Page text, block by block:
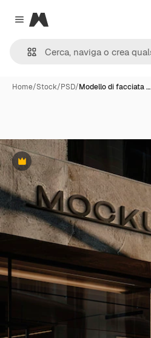
Close menu
Magnific
Home/Stock/PSD/Modello di facciata …
Premium